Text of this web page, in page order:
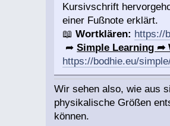
Kursivschrift
einer Fußnote erklärt.
📖Wortklären: https://
➦Simple Learning ➦
https://bodhie.eu/
Wir sehen also, wie aus
physikalische Größen
können.